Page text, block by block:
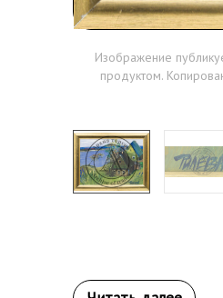
Изображение
продуктом.